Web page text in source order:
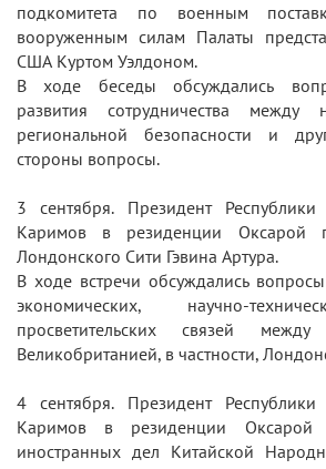
подкомитета по военным
вооруженным силам Палаты
США Куртом Уэлдоном.
В ходе беседы обсуждались
развития сотрудничества между
региональной безопасности и
стороны вопросы.
3 сентября. Президент Республики
Каримов в резиденции Оксарой
Лондонского Сити Гэвина Артура.
В ходе встречи обсуждались
экономических, научно-
просветительских связей
Великобританией, в частности,
4 сентября. Президент Республики
Каримов в резиденции Оксарой
иностранных дел Китайской